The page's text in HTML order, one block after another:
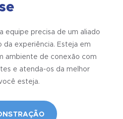
equipe precisa de um aliado
da experiência. Esteja em
ambiente de conexão com
e atenda-os da melhor
esteja.